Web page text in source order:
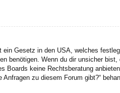
Gesetz in den USA, welches
benötigen. Wenn du dir unsicher
Boards keine Rechtsberatung
zu diesem Forum gibt?“